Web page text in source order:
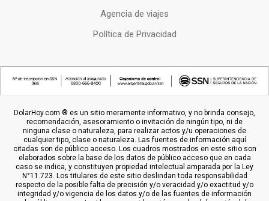
Agencia de viajes
Política de Privacidad
DolarHoy.com ® es un sitio meramente informativo, y no brinda consejo,
recomendación, asesoramiento o invitación de ningún tipo, ni de
ninguna clase o naturaleza, para realizar actos y/u operaciones de
cualquier tipo, clase o naturaleza. Las fuentes de información aquí
citadas son de público acceso. Los cuadros mostrados en este sitio son
elaborados sobre la base de los datos de público acceso que en cada
caso se indica, y constituyen propiedad intelectual amparada por la Ley
N°11.723. Los titulares de este sitio deslindan toda responsabilidad
respecto de la posible falta de precisión y/o veracidad y/o exactitud y/o
integridad y/o vigencia de los datos y/o de las fuentes de información